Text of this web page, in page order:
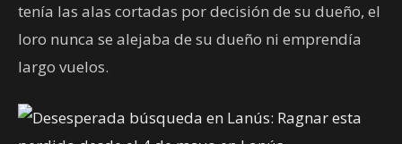
tenía las alas cortadas por decisión de su dueño, el
loro nunca se alejaba de su dueño ni emprendía
largo vuelos.